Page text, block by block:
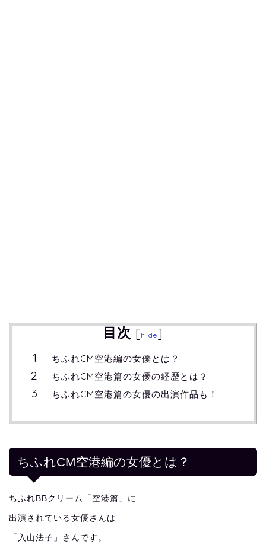
目次 [hide]
ちふれCM空港編の女優とは？
ちふれCM空港篇の女優の経歴とは？
ちふれCM空港篇の女優の出演作品も！
ちふれCM空港編の女優とは？
ちふれBBクリーム「空港篇」に
出演されている女優さんは
「入山法子」さんです。